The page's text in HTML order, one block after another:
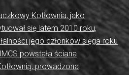
Kotłownia, jako
się latem 2010 roku,
jego członków sięga roku
powstała ściana
prowadzona